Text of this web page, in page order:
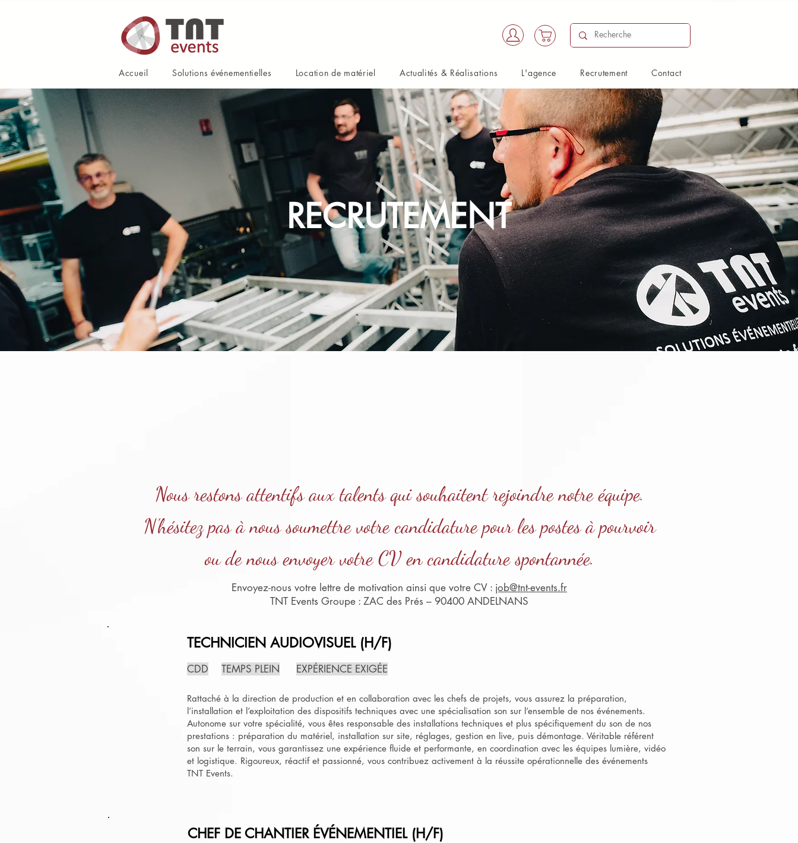
RECRUTEMENT
Nous restons attentifs aux talents qui souhaitent rejoindre notre équipe.
N’hésitez pas à nous soumettre votre candidature pour les postes à pourvoir
ou de nous envoyer votre CV en candidature spontannée.
Envoyez-nous votre lettre de motivation ainsi que votre CV : job@tnt-events.fr
TNT Events Groupe : ZAC des Prés – 90400 ANDELNANS
TECHNICIEN AUDIOVISUEL (H/F)
CDD TEMPS PLEIN EXPÉRIENCE EXIGÉE
Rattaché à la direction de production et en collaboration avec les chefs de projets, vous assurez la préparation,
l’installation et l’exploitation des dispositifs techniques avec une spécialisation son sur l’ensemble de nos événements.
Autonome sur votre spécialité, vous êtes responsable des installations techniques et plus spécifiquement du son de nos
prestations : préparation du matériel, installation sur site, réglages, gestion en live, puis démontage. Véritable référent
son sur le terrain, vous garantissez une expérience fluide et performante, en coordination avec les équipes lumière, vidéo
et logistique. Rigoureux, réactif et passionné, vous contribuez activement à la réussite opérationnelle des événements
TNT Events.
CHEF DE CHANTIER ÉVÉNEMENTIEL (H/F)
Accueil Solutions événementielles Location de matériel Actualités & Réalisations L'agence Recrutement Contact